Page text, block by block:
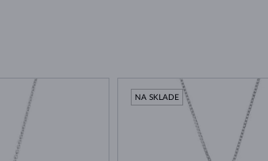
NA SKLADE